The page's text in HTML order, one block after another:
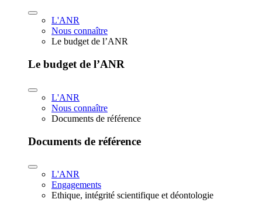
L'ANR
Nous connaître
Le budget de l’ANR
Le budget de l’ANR
L'ANR
Nous connaître
Documents de référence
Documents de référence
L'ANR
Engagements
Ethique, intégrité scientifique et déontologie